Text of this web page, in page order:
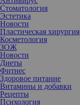
Стоматология
Эстетика
Новости
Пластическая хирургия
Косметология
ЗОЖ
Новости
Диеты
Фитнес
Здоровое питание
Витамины и добавки
Рецепты
Психология